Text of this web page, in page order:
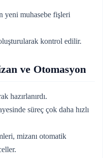
yeni muhasebe fişleri
kontrol edilir.
ve Otomasyon
hazırlanırdı.
süreç çok daha hızlı
mizanı otomatik